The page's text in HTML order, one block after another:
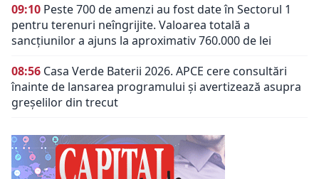
09:10 Peste 700 de amenzi au fost date în Sectorul 1
pentru terenuri neîngrijite. Valoarea totală a
sancțiunilor a ajuns la aproximativ 760.000 de lei
08:56 Casa Verde Baterii 2026. APCE cere consultări
înainte de lansarea programului și avertizează asupra
greșelilor din trecut